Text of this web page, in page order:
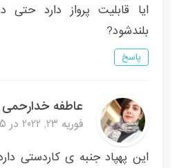
ایا قابلیت پرواز دارد حتی
بلندشود?
پاسخ
عاطفه خدارحمی
فوریه 23, 2022 در 4:25 ب.ظ
این پهپاد جنبه ی کاردستی